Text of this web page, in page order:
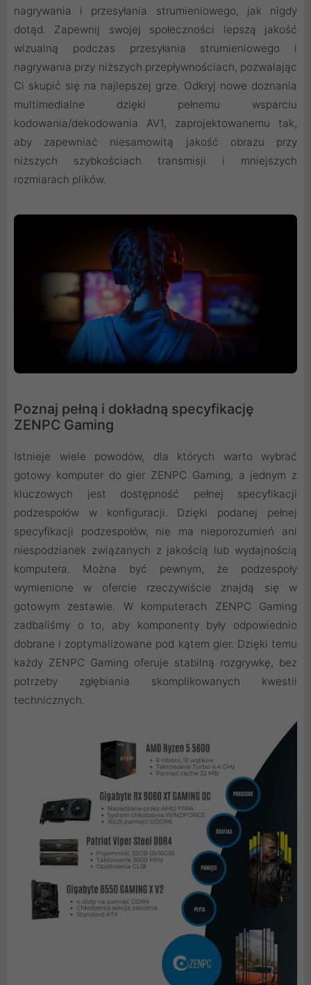
nagrywania i przesyłania strumieniowego, jak nigdy
dotąd. Zapewnij swojej społeczności lepszą jakość
wizualną podczas przesyłania strumieniowego i
nagrywania przy niższych przepływnościach, pozwalając
Ci skupić się na najlepszej grze. Odkryj nowe doznania
multimedialne dzięki pełnemu wsparciu
kodowania/dekodowania AV1, zaprojektowanemu tak,
aby zapewniać niesamowitą jakość obrazu przy
niższych szybkościach transmisji i mniejszych
rozmiarach plików.
Poznaj pełną i dokładną specyfikację
ZENPC Gaming
Istnieje wiele powodów, dla których warto wybrać
gotowy komputer do gier ZENPC Gaming, a jednym z
kluczowych jest dostępność pełnej specyfikacji
podzespołów w konfiguracji. Dzięki podanej pełnej
specyfikacji podzespołów, nie ma nieporozumień ani
niespodzianek związanych z jakością lub wydajnością
komputera. Można być pewnym, że podzespoły
wymienione w ofercie rzeczywiście znajdą się w
gotowym zestawie. W komputerach ZENPC Gaming
zadbaliśmy o to, aby komponenty były odpowiednio
dobrane i zoptymalizowane pod kątem gier. Dzięki temu
każdy ZENPC Gaming oferuje stabilną rozgrywkę, bez
potrzeby zgłębiania skomplikowanych kwestii
technicznych.